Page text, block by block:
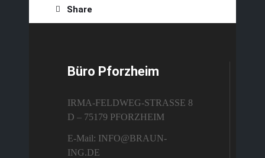
Share
Büro Pforzheim
IRMA-FELDWEG-STRASSE 8
D – 75179 PFORZHEIM
E-Mail: INFO@BRAUN-
ING.DE